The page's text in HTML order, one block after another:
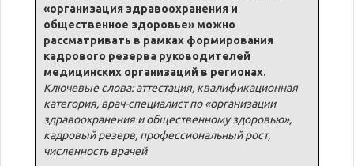
«организация здравоохранения и
общественное здоровье» можно
рассматривать в рамках формирования
кадрового резерва руководителей
медицинских организаций в регионах.
Ключевые слова: аттестация, квалификационная
категория, врач-специалист по «организации
здравоохранения и общественному здоровью»,
кадровый резерв, профессиональный рост,
численность врачей